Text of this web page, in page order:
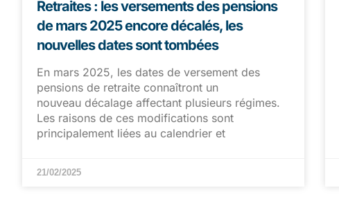
Retraites : les versements des pensions
de mars 2025 encore décalés, les
nouvelles dates sont tombées
En mars 2025, les dates de versement des
pensions de retraite connaîtront un
nouveau décalage affectant plusieurs régimes.
Les raisons de ces modifications sont
principalement liées au calendrier et
21/02/2025